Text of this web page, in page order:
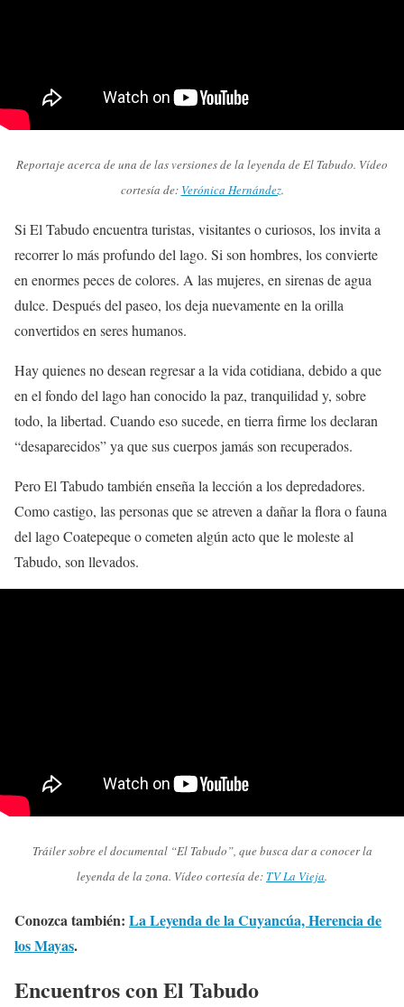
Reportaje acerca de una de las versiones de la leyenda de El Tabudo. Vídeo
cortesía de: Verónica Hernández.
Si El Tabudo encuentra turistas, visitantes o curiosos, los invita a
recorrer lo más profundo del lago. Si son hombres, los convierte
en enormes peces de colores. A las mujeres, en sirenas de agua
dulce. Después del paseo, los deja nuevamente en la orilla
convertidos en seres humanos.
Hay quienes no desean regresar a la vida cotidiana, debido a que
en el fondo del lago han conocido la paz, tranquilidad y, sobre
todo, la libertad. Cuando eso sucede, en tierra firme los declaran
“desaparecidos” ya que sus cuerpos jamás son recuperados.
Pero El Tabudo también enseña la lección a los depredadores.
Como castigo, las personas que se atreven a dañar la flora o fauna
del lago Coatepeque o cometen algún acto que le moleste al
Tabudo, son llevados.
Tráiler sobre el documental “El Tabudo”, que busca dar a conocer la
leyenda de la zona. Vídeo cortesía de: TV La Vieja.
Conozca también: La Leyenda de la Cuyancúa, Herencia de
los Mayas.
Encuentros con El Tabudo